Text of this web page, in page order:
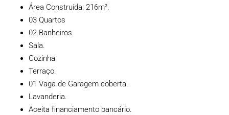
Área Construída: 216m².
03 Quartos
02 Banheiros.
Sala.
Cozinha
Terraço.
01 Vaga de Garagem coberta.
Lavanderia.
Aceita financiamento bancário.